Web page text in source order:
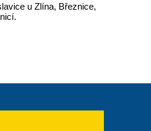
u Zlína, Březnice,